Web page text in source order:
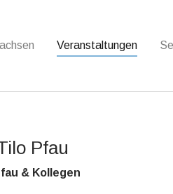
Veranstaltungen
Pfau
& Kollegen